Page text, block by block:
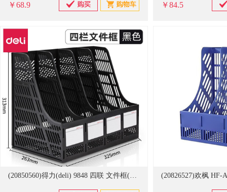
￥68.9 ￥84.5
(20850560)得力(deli) 9848 四联 文件框(单位：只)